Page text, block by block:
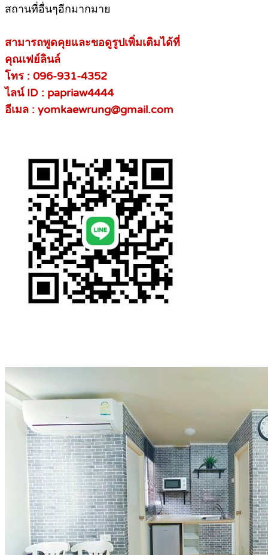
สถานที่อื่นๆอีกมากมาย
สามารถพูดคุยและขอดูรูปเพิ่มเติมได้ที่
คุณเฟย์ลินล์
โทร : 096-931-4352
ไลน์ ID : papriaw4444
อีเมล : yomkaewrung@gmail.com